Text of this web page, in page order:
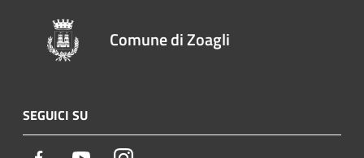
Comune di Zoagli
SEGUICI SU